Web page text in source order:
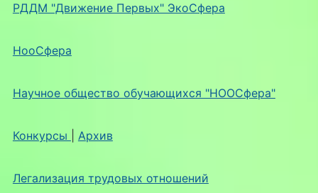
РДДМ "Движение Первых" ЭкоСфера
НооСфера
Научное общество обучающихся "НООСфера"
Конкурсы Архив
Легализация трудовых отношений